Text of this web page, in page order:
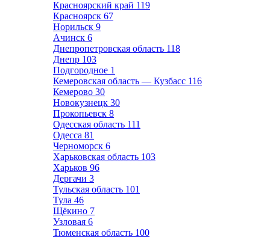
Красноярский край 119
Красноярск 67
Норильск 9
Ачинск 6
Днепропетровская область 118
Днепр 103
Подгородное 1
Кемеровская область — Кузбасс 116
Кемерово 30
Новокузнецк 30
Прокопьевск 8
Одесская область 111
Одесса 81
Черноморск 6
Харьковская область 103
Харьков 96
Дергачи 3
Тульская область 101
Тула 46
Щёкино 7
Узловая 6
Тюменская область 100